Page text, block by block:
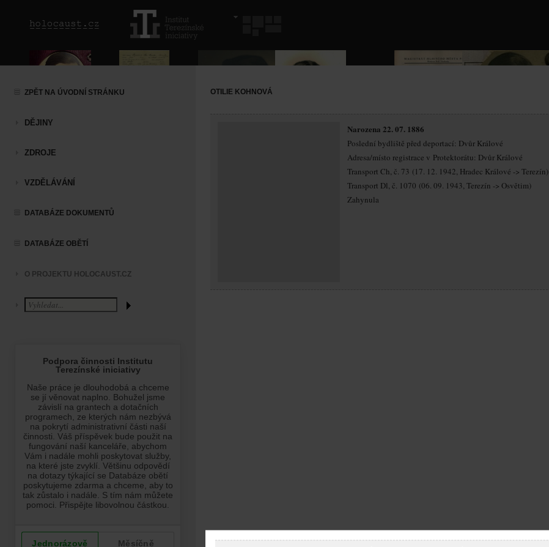
ZPĚT NA ÚVODNÍ STRÁNKU
DĚJINY
ZDROJE
VZDĚLÁVÁNÍ
DATABÁZE DOKUMENTŮ
DATABÁZE OBĚTÍ
O PROJEKTU HOLOCAUST.CZ
OTILIE KOHNOVÁ
Narozena 22. 07. 1886
Poslední bydliště před deportací: Dvůr Králové
Adresa/místo registrace v Protektorátu: Dvůr Králové
Transport Ch, č. 73 (17. 12. 1942, Hradec Králové -> Terezín)
Transport Dl, č. 1070 (06. 09. 1943, Terezín -> Osvětim)
Zahynula